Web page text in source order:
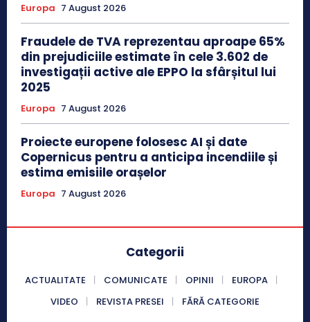
Europa 7 August 2026
Fraudele de TVA reprezentau aproape 65%
din prejudiciile estimate în cele 3.602 de
investigații active ale EPPO la sfârșitul lui
2025
Europa 7 August 2026
Proiecte europene folosesc AI și date
Copernicus pentru a anticipa incendiile și
estima emisiile orașelor
Europa 7 August 2026
Categorii
ACTUALITATE COMUNICATE OPINII
EUROPA
VIDEO
REVISTA PRESEI FĂRĂ CATEGORIE